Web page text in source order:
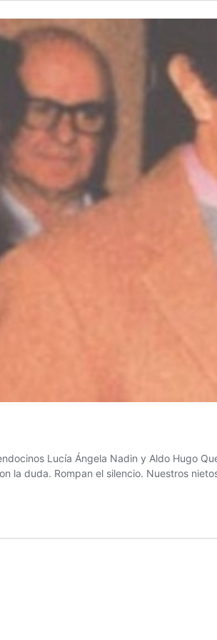
Lucía Ángela Nadin y Aldo Hugo
duda. Rompan el silencio. Nuestros